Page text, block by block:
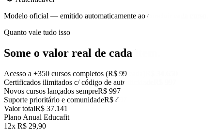
Modelo oficial — emitido automaticamente ao concluir cada curso.
Quanto vale tudo isso
Some o valor real de cada item.
Acesso a +350 cursos completos (R$ 99 cada)
Certificados ilimitados c/ código de autenticidade
Novos cursos lançados sempreR$ 997
Suporte prioritário e comunidadeR$ 497
Valor totalR$ 37.141
Plano Anual Educafit
12x R$ 29,90